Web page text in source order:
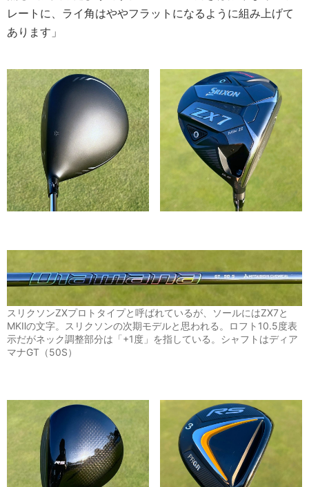
レートに、ライ角はややフラットになるように組み上げて
あります」
スリクソンZXプロトタイプと呼ばれているが、ソールにはZX7と
MKⅡの文字。スリクソンの次期モデルと思われる。ロフト10.5度表
示だがネック調整部分は「+1度」を指している。シャフトはディア
マナGT（50S）